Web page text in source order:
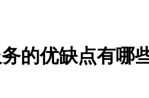
的优缺点有哪